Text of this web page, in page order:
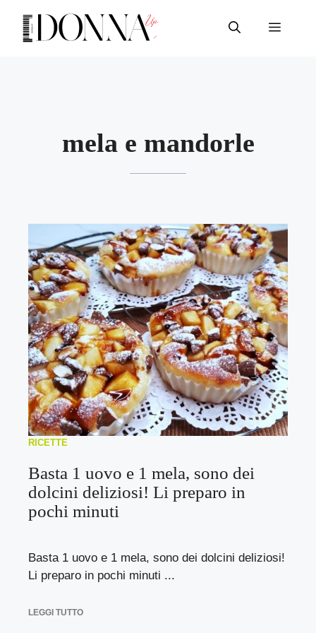
contenuto
Menu
mela e mandorle
RICETTE
Basta 1 uovo e 1 mela, sono dei
dolcini deliziosi! Li preparo in
pochi minuti
Basta 1 uovo e 1 mela, sono dei dolcini deliziosi!
Li preparo in pochi minuti ...
LEGGI TUTTO